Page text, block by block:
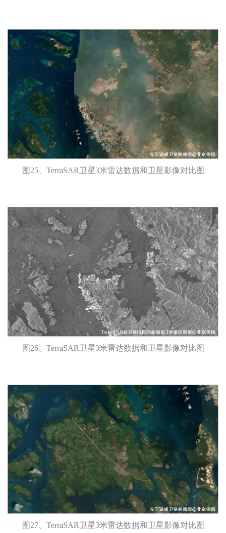
图25、TerraSAR卫星3米雷达数据和卫星影像对比图
图26、TerraSAR卫星3米雷达数据和卫星影像对比图
图27、TerraSAR卫星3米雷达数据和卫星影像对比图